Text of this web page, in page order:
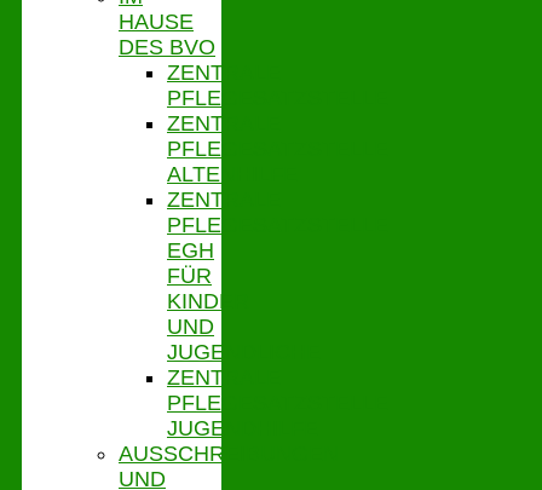
HAUSE
DES BVO
ZENTRALE
PFLEGESATZSTELLE
ZENTRALE
PFLEGESATZSTELLE
ALTENHILFE
ZENTRALE
PFLEGESATZSTELLE
EGH
FÜR
KINDER
UND
JUGENDLICHE
ZENTRALE
PFLEGESATZSTELLE
JUGENDHILFE
AUSSCHREIBUNGEN
UND